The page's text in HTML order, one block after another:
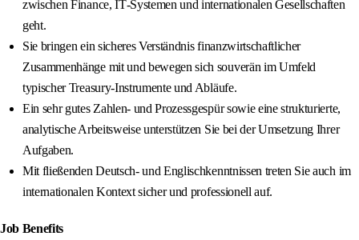
zwischen Finance, IT‑Systemen und internationalen Gesellschaften
geht.
Sie bringen ein sicheres Verständnis finanzwirtschaftlicher
Zusammenhänge mit und bewegen sich souverän im Umfeld
typischer Treasury‑Instrumente und Abläufe.
Ein sehr gutes Zahlen- und Prozessgespür sowie eine strukturierte,
analytische Arbeitsweise unterstützen Sie bei der Umsetzung Ihrer
Aufgaben.
Mit fließenden Deutsch- und Englischkenntnissen treten Sie auch im
internationalen Kontext sicher und professionell auf.
Job Benefits